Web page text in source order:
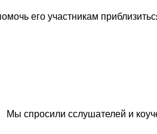
его участникам
спросили сслушателей и